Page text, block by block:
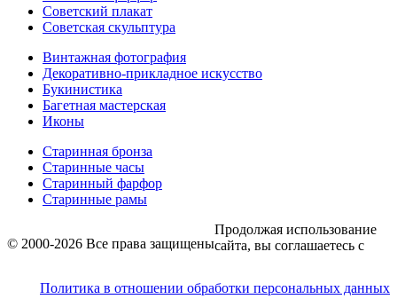
Советский плакат
Советская скульптура
Винтажная фотография
Декоративно-прикладное искусство
Букинистика
Багетная мастерская
Иконы
Старинная бронза
Старинные часы
Старинный фарфор
Старинные рамы
© 2000-2026 Все права защищены
Политика в отношении обработки персональных данных
Продолжая использование
сайта, вы соглашаетесь с